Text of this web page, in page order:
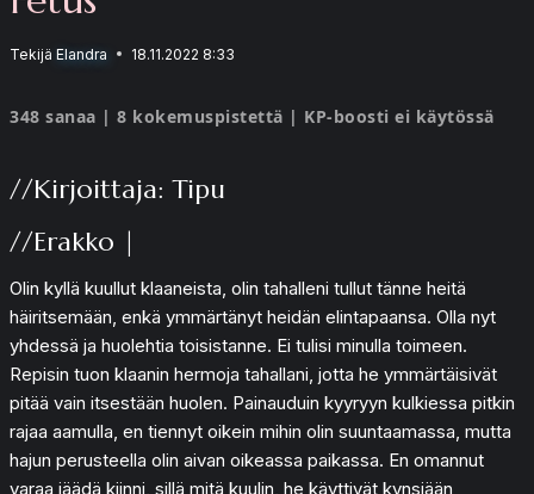
Tekijä Elandra 18.11.2022 8:33
348 sanaa | 8 kokemuspistettä | KP-boosti ei käytössä
//Kirjoittaja: Tipu
//Erakko |
Olin kyllä kuullut klaaneista, olin tahalleni tullut tänne heitä
häiritsemään, enkä ymmärtänyt heidän elintapaansa. Olla nyt
yhdessä ja huolehtia toisistanne. Ei tulisi minulla toimeen.
Repisin tuon klaanin hermoja tahallani, jotta he ymmärtäisivät
pitää vain itsestään huolen. Painauduin kyyryyn kulkiessa pitkin
rajaa aamulla, en tiennyt oikein mihin olin suuntaamassa, mutta
hajun perusteella olin aivan oikeassa paikassa. En omannut
varaa jäädä kiinni, sillä mitä kuulin, he käyttivät kynsiään